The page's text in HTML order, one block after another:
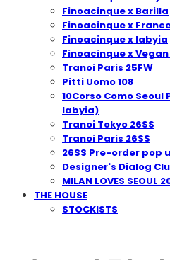
Finoacinque x Barilla
Finoacinque x
Finoacinque x Iabyia
Finoacinque x
Tranoi Paris 25FW
Pitti Uomo 108
10Corso Como
Iabyia)
Tranoi Tokyo 26SS
Tranoi Paris 26SS
26SS Pre-order pop
Designer's Dialog
MILAN LOVES SEOUL
THE HOUSE
STOCKISTS